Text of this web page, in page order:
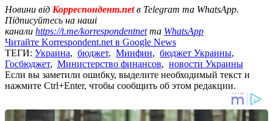
Новини від Корреспондент.netв Telegram та WhatsApp.
Підписуйтесь на наші
канали https://t.me/korrespondentnetта WhatsApp
Читайте Korrespondent.net в Google News
ТЕГИ: Украина, бюджет, Минфин, бюджет Украины,
Госбюджет, Министерство финансов, новости Украины
Если вы заметили ошибку, выделите необходимый текст и
нажмите Ctrl+Enter, чтобы сообщить об этом редакции.